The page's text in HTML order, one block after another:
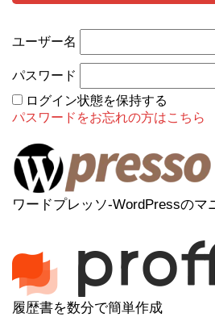
ユーザー名
パスワード
ログイン状態を保持する
パスワードをお忘れの方はこちら
ワードプレッソ-WordPressのマ
履歴書を数分で簡単作成